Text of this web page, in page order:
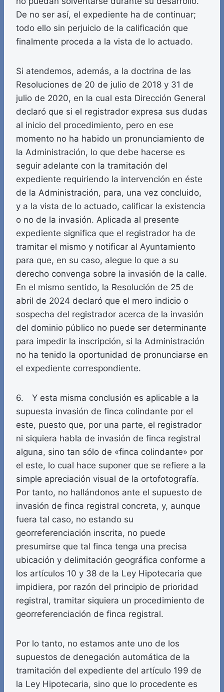
De no ser así, el expediente ha de continuar;
todo ello sin perjuicio de la calificación que
finalmente proceda a la vista de lo actuado.
Si atendemos, además, a la doctrina de las
Resoluciones de 20 de julio de 2018 y 31 de
julio de 2020, en la cual esta Dirección General
declaró que si el registrador expresa sus dudas
al inicio del procedimiento, pero en ese
momento no ha habido un pronunciamiento de
la Administración, lo que debe hacerse es
seguir adelante con la tramitación del
expediente requiriendo la intervención en éste
de la Administración, para, una vez concluido,
y a la vista de lo actuado, calificar la existencia
o no de la invasión. Aplicada al presente
expediente significa que el registrador ha de
tramitar el mismo y notificar al Ayuntamiento
para que, en su caso, alegue lo que a su
derecho convenga sobre la invasión de la calle.
En el mismo sentido, la Resolución de 25 de
abril de 2024 declaró que el mero indicio o
sospecha del registrador acerca de la invasión
del dominio público no puede ser determinante
para impedir la inscripción, si la Administración
no ha tenido la oportunidad de pronunciarse en
el expediente correspondiente.
6. Y esta misma conclusión es aplicable a la
supuesta invasión de finca colindante por el
este, puesto que, por una parte, el registrador
ni siquiera habla de invasión de finca registral
alguna, sino tan sólo de «finca colindante» por
el este, lo cual hace suponer que se refiere a la
simple apreciación visual de la ortofotografía.
Por tanto, no hallándonos ante el supuesto de
invasión de finca registral concreta, y, aunque
fuera tal caso, no estando su
georreferenciación inscrita, no puede
presumirse que tal finca tenga una precisa
ubicación y delimitación geográfica conforme a
los artículos 10 y 38 de la Ley Hipotecaria que
impidiera, por razón del principio de prioridad
registral, tramitar siquiera un procedimiento de
georreferenciación de finca registral.
Por lo tanto, no estamos ante uno de los
supuestos de denegación automática de la
tramitación del expediente del artículo 199 de
la Ley Hipotecaria, sino que lo procedente es